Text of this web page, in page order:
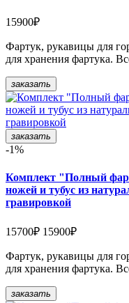
15900₽
Фартук, рукавицы для
для хранения фартука.
заказать
заказать
-1%
Комплект "Полный
ножей и тубус из
гравировкой
15700₽ 15900₽
Фартук, рукавицы для
для хранения фартука.
заказать